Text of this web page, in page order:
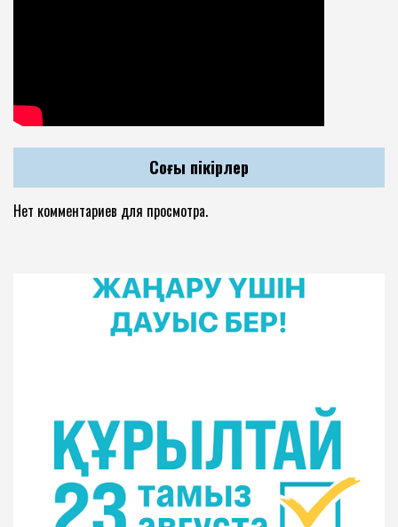
Соңғы пікірлер
Нет комментариев для просмотра.